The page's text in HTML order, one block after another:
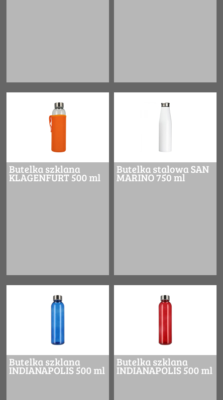
Butelka szklana
KLAGENFURT 500 ml
Butelka stalowa SAN
MARINO 750 ml
Butelka szklana
INDIANAPOLIS 500 ml
Butelka szklana
INDIANAPOLIS 500 ml